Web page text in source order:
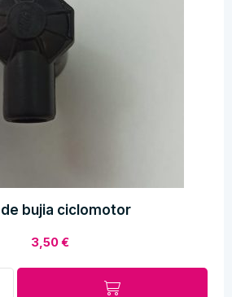
de bujia ciclomotor
3,50€